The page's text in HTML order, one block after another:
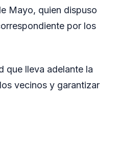
Mayo, quien dispuso
por los
que lleva adelante la
vecinos y garantizar